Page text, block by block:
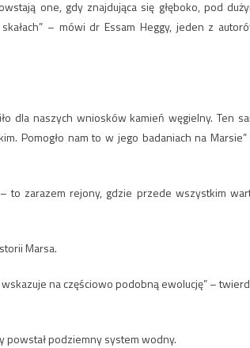
one, gdy znajdująca się głęboko, pod
– mówi dr Essam Heggy, jeden z
dla naszych wniosków kamień węgielny. Ten
Pomogło nam to w jego badaniach na
to zarazem rejony, gdzie przede wszystkim
Marsa.
na częściowo podobną ewolucję” –
powstał podziemny system wodny.